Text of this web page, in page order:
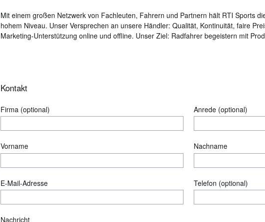
Mit einem großen Netzwerk von Fachleuten, Fahrern und Partnern hält RTI Sports
hohem Niveau. Unser Versprechen an unsere Händler: Qualität, Kontinuität, faire
Marketing-Unterstützung online und offline. Unser Ziel: Radfahrer begeistern mit
Kontakt
Firma (optional) Anrede (optional)
Vorname Nachname
E‍-‍Mail‍-‍Adresse Telefon (optional)
Nachricht